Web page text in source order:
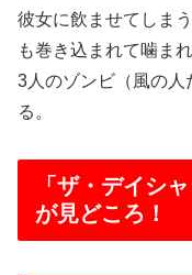
彼女に飲ませてしま
も巻き込まれて噛ま
3人のゾンビ（風の
る。
「ザ・デイシ
が見どころ！